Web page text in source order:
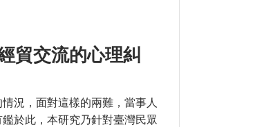
貿交流的心理糾
況，面對這樣的兩難，當事人
於此，本研究乃針對臺灣民眾